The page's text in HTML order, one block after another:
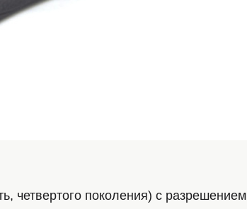
четвертого поколения) с разрешением